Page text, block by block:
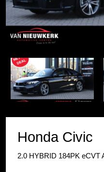
Item
of
36
Honda Civic
2.0 HYBRID 184PK eCVT